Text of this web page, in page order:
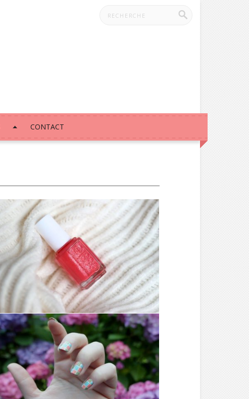
CONTACT
MAKE-UP ///
SUNDAY FUNDAY –
ESSIE
MAKE-UP ///
NAIL ART N°1 : LE
QUADRILLÉ COLORÉ
PAR EMILIE